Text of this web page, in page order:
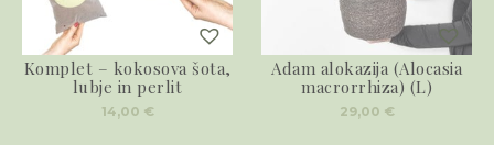
Komplet – kokosova šota,
lubje in perlit
14,00 €
Adam alokazija (Alocasia
macrorrhiza) (L)
29,00 €